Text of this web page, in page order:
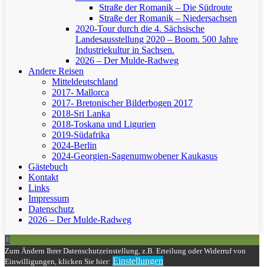
Straße der Romanik – Die Südroute
Straße der Romanik – Niedersachsen
2020-Tour durch die 4. Sächsische
Landesausstellung 2020 – Boom. 500 Jahre
Industriekultur in Sachsen.
2026 – Der Mulde-Radweg
Andere Reisen
Mitteldeutschland
2017- Mallorca
2017- Bretonischer Bilderbogen 2017
2018-Sri Lanka
2018-Toskana und Ligurien
2019-Südafrika
2024-Berlin
2024-Georgien-Sagenumwobener Kaukasus
Gästebuch
Kontakt
Links
Impressum
Datenschutz
2026 – Der Mulde-Radweg
Zum Ändern Ihrer Datenschutzeinstellung, z.B. Erteilung oder Widerruf von
Einwilligungen, klicken Sie hier: Einstellungen